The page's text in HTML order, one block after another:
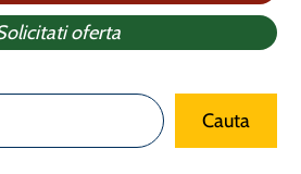
oferta
Cauta